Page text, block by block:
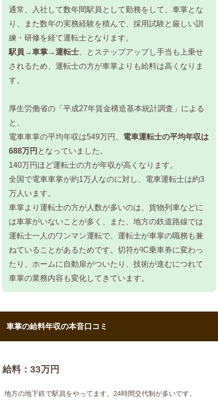
通常、入社して数年間駅員として勤務をして、車掌とな
り、また数年の実務経験を積んで、採用試験と厳しい訓
練・研修を経て運転士となります。
駅員→車掌→運転士、とステップアップし手当も上乗せ
されるため、運転士の方が車掌よりも給料は高くなりま
す。
厚生労働省の「平成27年賃金構造基本統計調査」による
と、
電車車掌の平均年収は549万円、 電車運転士の平均年収は
688万円 となっていました。
140万円ほど運転士の方が年収が高くなります。
全国で電車車掌が約1万人なのに対し、電車運転士は約3
万人います。
車掌より運転士の方が人数が多いのは、貨物列車などに
は車掌がいないことが多く、また、地方の鉄道路線では
運転士一人のワンマン運転で、運転士が車掌の職務も兼
ねていることがあるためです。切符がIC乗車券に変わっ
たり、ホームに自動扉がついたり、技術が進むにつれて
車掌の業務内容も変化してきています。
車掌の給料年収の本音口コミ
給料：33万円
地方の地下鉄で駅員をやってます。24時間交代制が多いです。